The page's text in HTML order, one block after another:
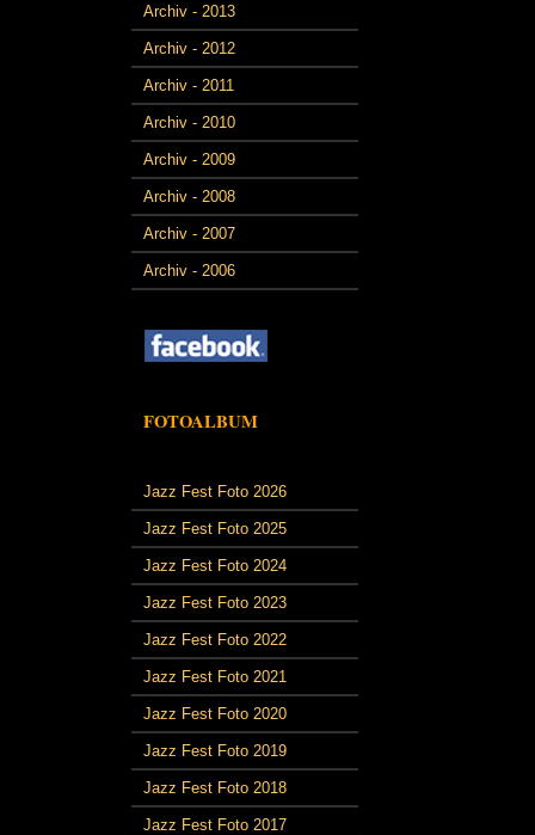
Archiv - 2013
Archiv - 2012
Archiv - 2011
Archiv - 2010
Archiv - 2009
Archiv - 2008
Archiv - 2007
Archiv - 2006
FOTOALBUM
Jazz Fest Foto 2026
Jazz Fest Foto 2025
Jazz Fest Foto 2024
Jazz Fest Foto 2023
Jazz Fest Foto 2022
Jazz Fest Foto 2021
Jazz Fest Foto 2020
Jazz Fest Foto 2019
Jazz Fest Foto 2018
Jazz Fest Foto 2017